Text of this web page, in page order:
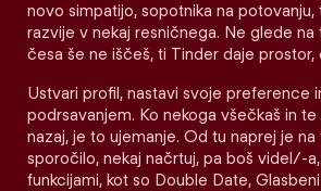
novo simpatijo, sopotnika na potovanju,
razvije v nekaj resničnega. Ne glede na
česa še ne iščeš, ti Tinder daje prostor,
Ustvari profil, nastavi svoje preference
podrsavanjem. Ko nekoga všečkaš in
nazaj, je to ujemanje. Od tu naprej je na
sporočilo, nekaj načrtuj, pa boš videl/-
funkcijami, kot so Double Date,